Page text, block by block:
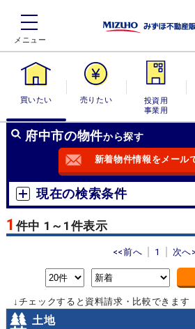
買いたい 売りたい
投資用・事業
用
府中市の物件から探す
新着物件情報をメール
現在の検索条件
1 件中 1～1件表示
<<前へ 1 次へ
↓チェックすると資料請求・比較できます
土地